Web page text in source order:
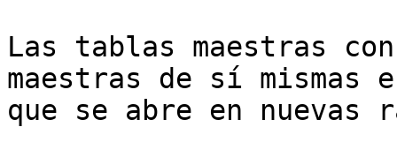
Las tablas maestras
maestras de sí mismas
que se abre en nuevas